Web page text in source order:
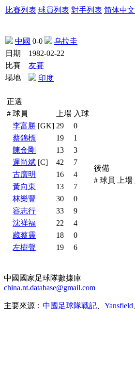
比賽列表 球員列表 對手列表 简体中文
中國 0-0
乌拉圭
日期
1982-02-22
比賽
友賽
場地
印度
正選
# 球員 上場 入球
李富勝 [GK] 29
0
蔡錦標
19
1
陳金剛
13
3
遲尚斌 [C] 42
7
古廣明
16
4
黃向東
13
7
林樂豐
30
0
容志行
33
9
沈祥福
22
4
藏蔡靈
18
0
左樹聲
19 6
後備
# 球員 上場
中國國家足球隊數據庫
china.nt.database@gmail.com
主要來源： 中國足球隊戰記 Yansfield